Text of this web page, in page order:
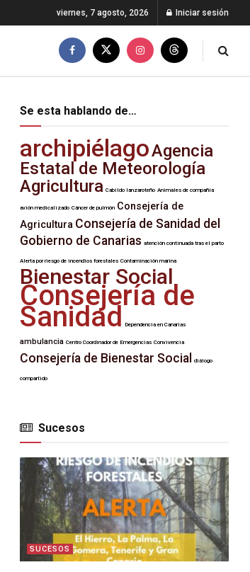
viernes, 7 agosto, 2026 Iniciar sesión
Se esta hablando de…
archipiélagoAgencia
Estatal de Meteorología
Agricultura Cabildo lanzaroteño Animales de compañía
avión medicalizado Cáncer de pulmón Consejería de
Agricultura Consejería de Sanidad del
Gobierno de Canarias atención continuada tras el parto
Alerta por riesgo de incendios forestales Contaminación marina
Bienestar Social
Consejería de
Sanidad Dependencia en Canarias
ambulancia Centro Coordinador de Emergencias Convivencia
Consejería de Bienestar Social diálogo
compartido
Sucesos
SUCESOS